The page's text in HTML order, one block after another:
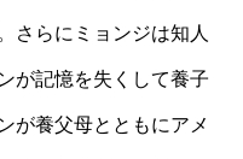
さらにミョンジは知人
が記憶を失くして養子
が養父母とともにアメ